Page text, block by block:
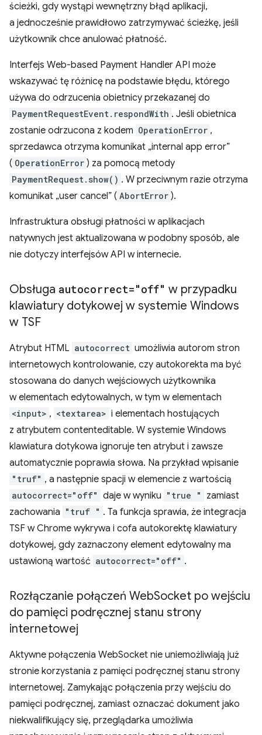
ścieżki, gdy wystąpi wewnętrzny błąd aplikacji,
a jednocześnie prawidłowo zatrzymywać ścieżkę, jeśli
użytkownik chce anulować płatność.
Interfejs Web-based Payment Handler API może
wskazywać tę różnicę na podstawie błędu, którego
używa do odrzucenia obietnicy przekazanej do
PaymentRequestEvent.respondWith . Jeśli obietnica
zostanie odrzucona z kodem OperationError ,
sprzedawca otrzyma komunikat „internal app error”
( OperationError ) za pomocą metody
PaymentRequest.show() . W przeciwnym razie otrzyma
komunikat „user cancel” ( AbortError ).
Infrastruktura obsługi płatności w aplikacjach
natywnych jest aktualizowana w podobny sposób, ale
nie dotyczy interfejsów API w internecie.
Obsługa autocorrect="off" w przypadku
klawiatury dotykowej w systemie Windows
w TSF
Atrybut HTML autocorrect umożliwia autorom stron
internetowych kontrolowanie, czy autokorekta ma być
stosowana do danych wejściowych użytkownika
w elementach edytowalnych, w tym w elementach
<input> , <textarea> i elementach hostujących
z atrybutem contenteditable. W systemie Windows
klawiatura dotykowa ignoruje ten atrybut i zawsze
automatycznie poprawia słowa. Na przykład wpisanie
"truf" , a następnie spacji w elemencie z wartością
autocorrect="off" daje w wyniku "true "
zamiast
zachowania "truf " . Ta funkcja sprawia, że integracja
TSF w Chrome wykrywa i cofa autokorektę klawiatury
dotykowej, gdy zaznaczony element edytowalny ma
ustawioną wartość autocorrect="off" .
Rozłączanie połączeń WebSocket po wejściu
do pamięci podręcznej stanu strony
internetowej
Aktywne połączenia WebSocket nie uniemożliwiają już
stronie korzystania z pamięci podręcznej stanu strony
internetowej. Zamykając połączenia przy wejściu do
pamięci podręcznej, zamiast oznaczać dokument jako
niekwalifikujący się, przeglądarka umożliwia